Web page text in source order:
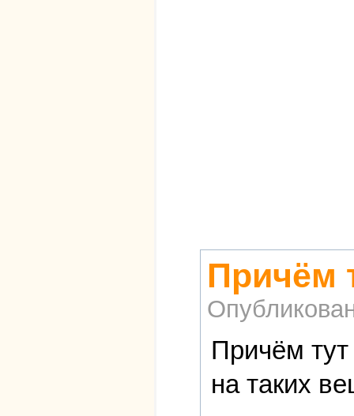
Причём
Причём
на таких